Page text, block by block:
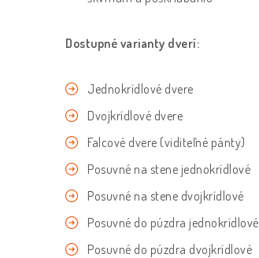
Dostupné varianty dverí:
Jednokrídlové dvere
Dvojkrídlové dvere
Falcové dvere (viditeľné pánty)
Posuvné na stene jednokrídlové
Posuvné na stene dvojkrídlové
Posuvné do púzdra jednokrídlové
Posuvné do púzdra dvojkrídlové